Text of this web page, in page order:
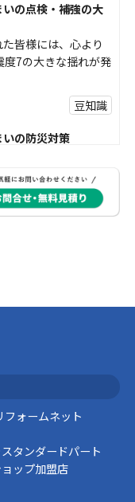
の点検・補強の大
皆様には、心より
度7の大きな揺れが発
豆知識
の防災対策
見舞い申し上げま
社長コラム
スタッフの日常
フォームネット
タンダードパート
ップ加盟店